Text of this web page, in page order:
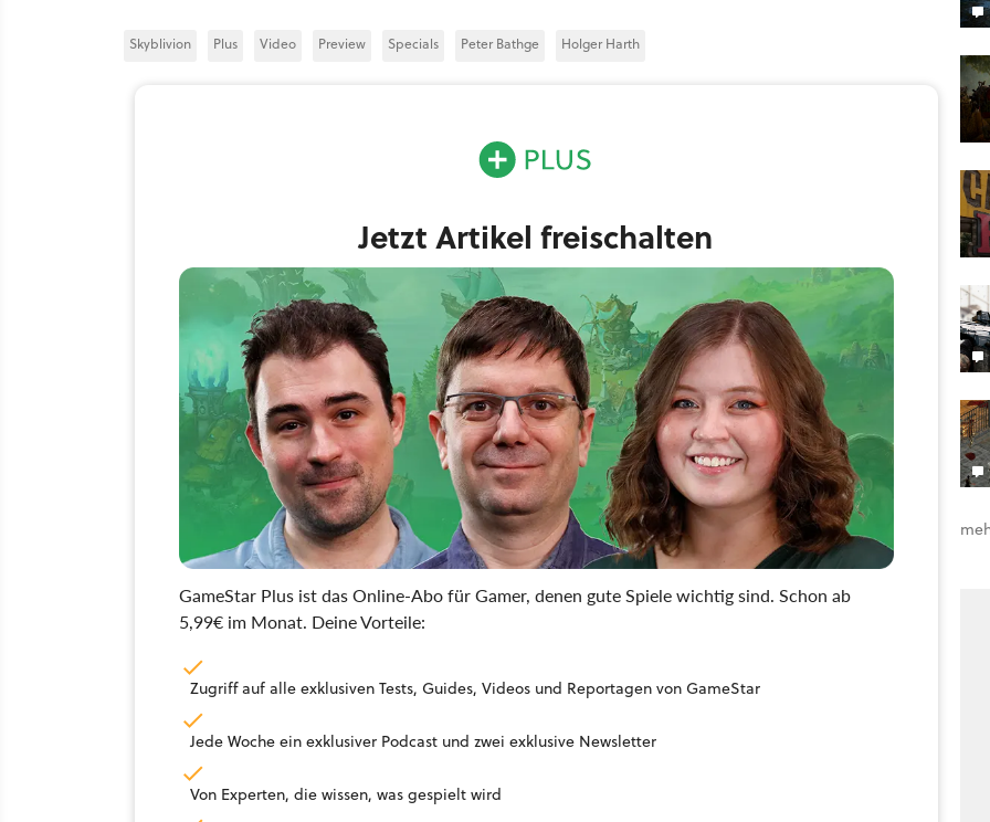
Skyblivion Plus Video Preview Specials Peter Bathge Holger Harth
Jetzt Artikel freischalten
GameStar Plus ist das Online-Abo für Gamer, denen gute Spiele wichtig sind. Schon ab
5,99€ im Monat. Deine Vorteile:
Zugriff auf alle exklusiven Tests, Guides, Videos und Reportagen von GameStar
Jede Woche ein exklusiver Podcast und zwei exklusive Newsletter
Von Experten, die wissen, was gespielt wird